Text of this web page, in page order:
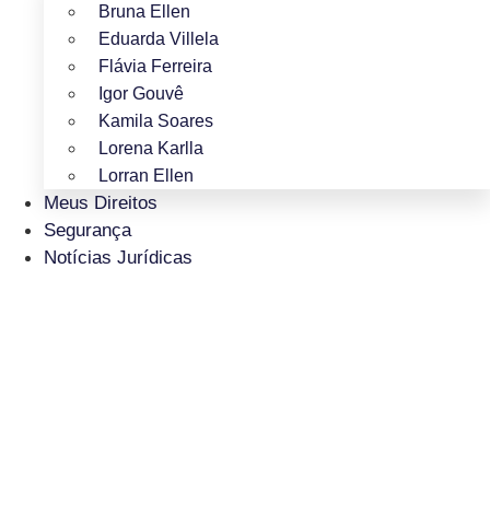
Bruna Ellen
Eduarda Villela
Flávia Ferreira
Igor Gouvê
Kamila Soares
Lorena Karlla
Lorran Ellen
Meus Direitos
Segurança
Notícias Jurídicas